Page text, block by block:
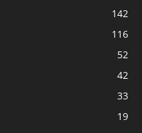
142
116
52
42
33
19